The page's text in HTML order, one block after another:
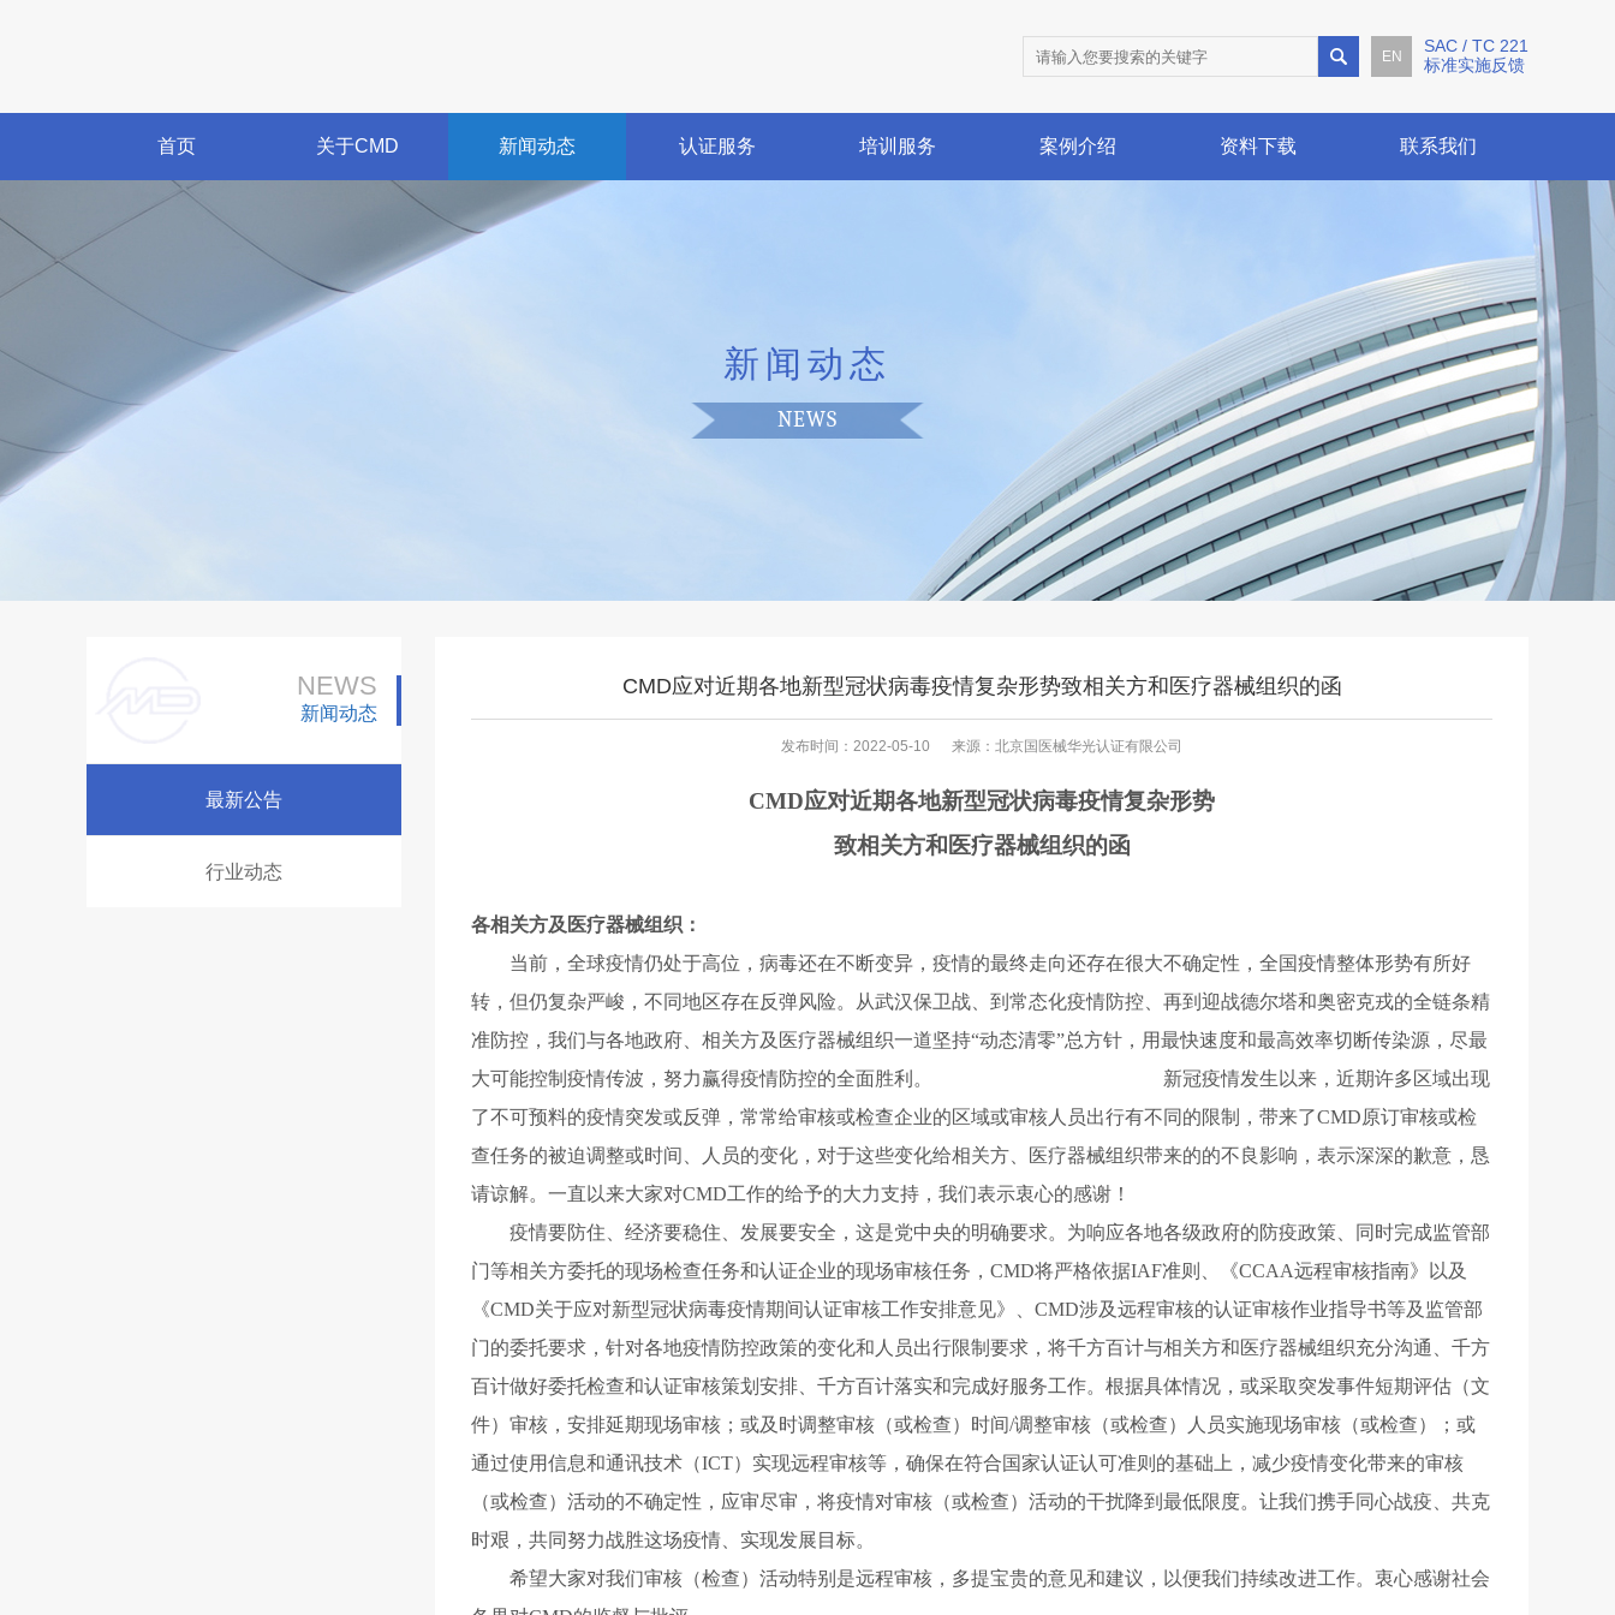
EN
SAC / TC 221
标准实施反馈
首页 关于CMD 新闻动态 认证服务 培训服务 案例介绍 资料下载 联系我们
新闻动态
NEWS
NEWS
新闻动态
最新公告
行业动态
CMD应对近期各地新型冠状病毒疫情复杂形势致相关方和医疗器械组织的函
发布时间：2022-05-10 来源：北京国医械华光认证有限公司
CMD应对近期各地新型冠状病毒疫情复杂形势
致相关方和医疗器械组织的函
各相关方及 医疗器械组织：
当前，全球疫情仍处于高位，病毒还在不断变异，疫情的最终走向还存在很大不确定性，全国疫情整体形势有所好
转，但仍复杂严峻， 不同地区存在反弹风险。从武汉保卫战 到常态化疫情防控 再到迎战德尔塔和奥密克戎的全链条精
准防控， 我们与各地政府、相关方及医疗器械组织一道坚持“动态清零”总方针， 用最快速度和最高效率切断传染源，尽最
大可能控制疫情传波 ，努力赢得疫情防控的全面胜利。 新冠疫情发生以来， 近期许多区域出现
了不可预料的疫情突发或反弹 ，常常给审核或检查企业的区域或审核 人员出行有不同的限制， 带来了CMD原订审核或检
查任务的被迫调整或时间、人员的变化， 对于这些变化给相关方、医疗器械组织带来的的不良影响，表示深深的歉意 ，恳
请谅解。 一直以来大家对CMD工作的给予的大力支持，我们表示衷心的感谢！
疫情要防住、经济要稳住、发展要安全，这是党中央的明确要求。 为响应各地各级政府的防疫政策 、同时完成监管部
门等相关方委托的现场检查任务和认证企业的现场审核任务，CMD将严格依据IAF准则 《CCAA远程审核指南》
以及
《CMD关于应对新型冠状病毒疫情期间认证审核工作安排意见》、 CMD涉及远程审核的认证审核作业指导书等及 监管部
门的委托要求 ，针对各地疫情防控政策的变化和人员出行限制要求， 将千方百计与相关方和医疗器械组织充分沟通
千方
百计做好委托检查和认证审核策划 安排 、千方百计落实和完成好服务工作。 根据具体情况， 或采取突发事件短期评估（文
件）审核，安排延期现场审核；或及时调整审核（或检查）时间/调整审核（或检查）人员实施现场审核（或检查）；或
通过使用信息和通讯技术（ICT）实现远程审核等， 确保在符合国家认证认可准则的基础上，减少疫情变化带来的审核
（或检查）活动的不确定性 ， 应审尽审，将疫情对审核（或检查）活动的干扰降到最低限度。 让我们携手同心战疫、共克
时艰 ， 共同努力战胜这场疫情 、实现发展目标。
希望大家对我们审核 （检查） 活动特别是远程审核，多提宝贵的意见和建议，以便我们持续改进工作。 衷心感谢社会